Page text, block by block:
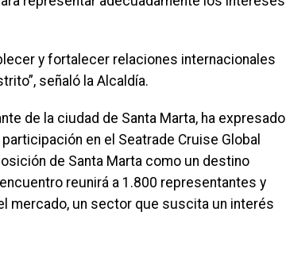
y fortalecer relaciones internacionales
señaló la Alcaldía.
de la ciudad de Santa Marta, ha expresado
en el Seatrade Cruise Global
de Santa Marta como un destino
reunirá a 1.800 representantes y
mercado, un sector que suscita un interés